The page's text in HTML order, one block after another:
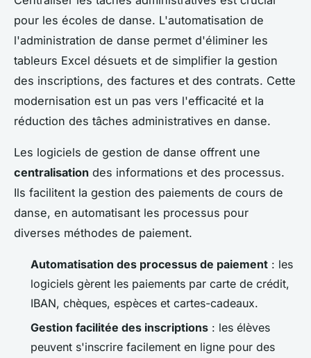
pour les écoles de danse. L'automatisation de
l'administration de danse permet d'éliminer les
tableurs Excel désuets et de simplifier la gestion
des inscriptions, des factures et des contrats. Cette
modernisation est un pas vers l'efficacité et la
réduction des tâches administratives en danse.
Les logiciels de gestion de danse offrent une
centralisation des informations et des processus.
Ils facilitent la gestion des paiements de cours de
danse, en automatisant les processus pour
diverses méthodes de paiement.
Automatisation des processus de paiement : les
logiciels gèrent les paiements par carte de crédit,
IBAN, chèques, espèces et cartes-cadeaux.
Gestion facilitée des inscriptions : les élèves
peuvent s'inscrire facilement en ligne pour des